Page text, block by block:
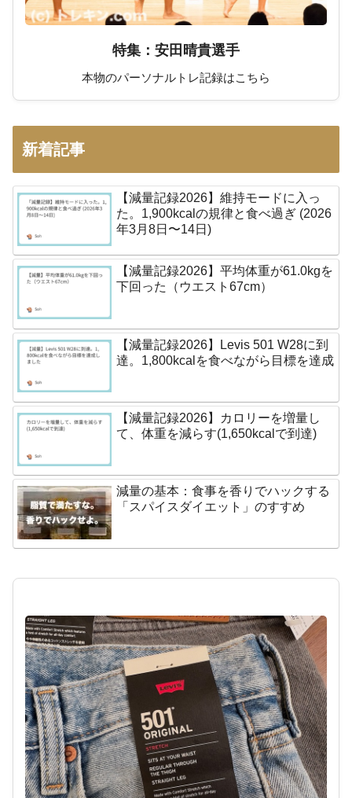
特集：安田晴貴選手
本物のパーソナルトレ記録はこちら
新着記事
【減量記録2026】維持モードに入っ
た。1,900kcalの規律と食べ過ぎ (2026
年3月8日〜14日)
【減量記録2026】平均体重が61.0kgを
下回った（ウエスト67cm）
【減量記録2026】Levis 501 W28に到
達。1,800kcalを食べながら目標を達成
【減量記録2026】カロリーを増量し
て、体重を減らす(1,650kcalで到達)
減量の基本：食事を香りでハックする
「スパイスダイエット」のすすめ